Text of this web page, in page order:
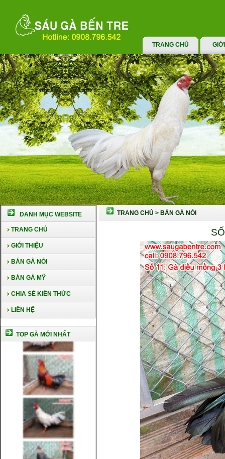
TRANG CHỦ
DANH MỤC WEBSITE
TRANG CHỦ
GIỚI THIỆU
BÁN GÀ NÒI
BÁN GÀ MỸ
CHIA SẺ KIẾN THỨC
LIÊN HỆ
TOP GÀ MỚI NHẤT
TRANG CHỦ > BÁN GÀ NÒI